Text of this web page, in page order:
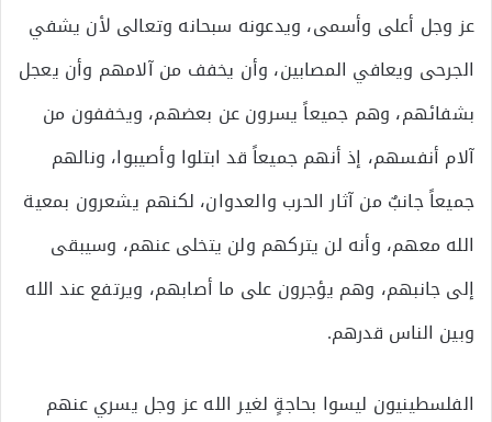
عز وجل أعلى وأسمى، ويدعونه سبحانه وتعالى لأن يشفي
الجرحى ويعافي المصابين، وأن يخفف من آلامهم وأن يعجل
بشفائهم، وهم جميعاً يسرون عن بعضهم، ويخففون من
آلام أنفسهم، إذ أنهم جميعاً قد ابتلوا وأصيبوا، ونالهم
جميعاً جانبٌ من آثار الحرب والعدوان، لكنهم يشعرون بمعية
الله معهم، وأنه لن يتركهم ولن يتخلى عنهم، وسيبقى
إلى جانبهم، وهم يؤجرون على ما أصابهم، ويرتفع عند الله
وبين الناس قدرهم.
الفلسطينيون ليسوا بحاجةٍ لغير الله عز وجل يسري عنهم